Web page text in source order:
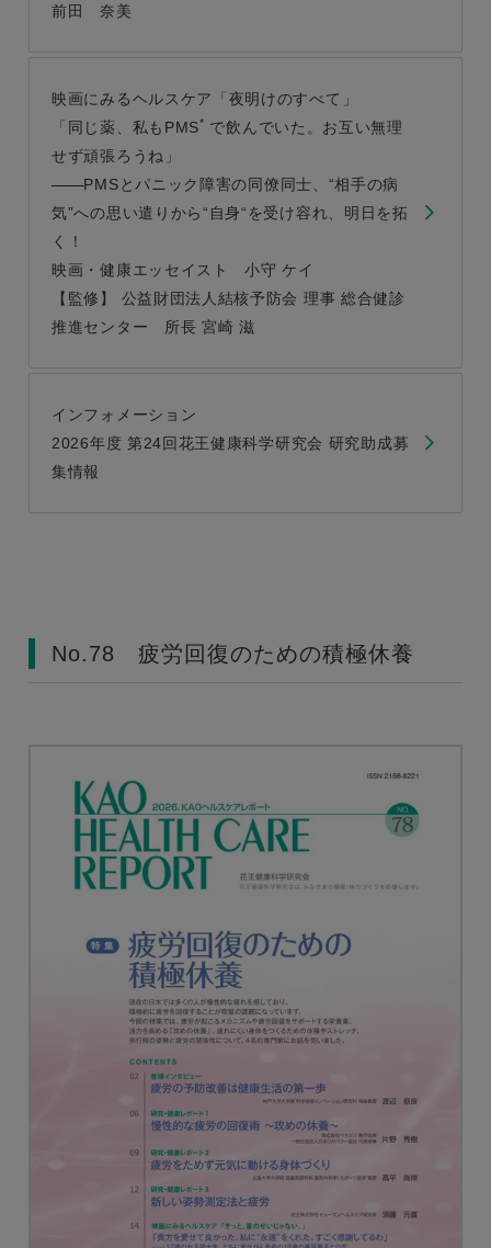
前田 奈美
映画にみるヘルスケア「夜明けのすべて」
「同じ薬、私もPMS* で飲んでいた。お互い無理
せず頑張ろうね」
PMSとパニック障害の同僚同士、“相手の病
気”への思い遣りから“自身“を受け容れ、明日を拓
く！
映画・健康エッセイスト 小守 ケイ
【監修】 公益財団法人結核予防会 理事 総合健診
推進センター 所長 宮崎 滋
インフォメーション
2026年度 第24回花王健康科学研究会 研究助成募
集情報
No.78 疲労回復のための積極休養